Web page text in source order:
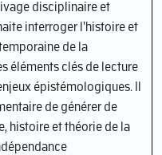
disciplinaire et
interroger l'histoire et
de la
éléments clés de lecture
épistémologiques. Il
de générer de
histoire et théorie de la